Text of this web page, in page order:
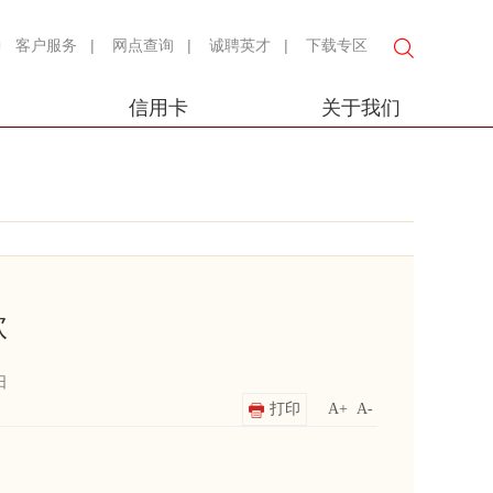
客户服务 | 网点查询 | 诚聘英才 | 下载专区
信用卡 关于我们
打印
A+ A-